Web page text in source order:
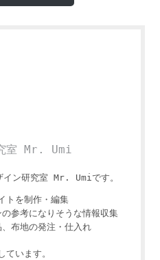
室 Mr. Umi
ン研究室 Mr. Umiです。
トを制作・編集
参考になりそうな情報収集
布地の発注・仕入れ
ています。